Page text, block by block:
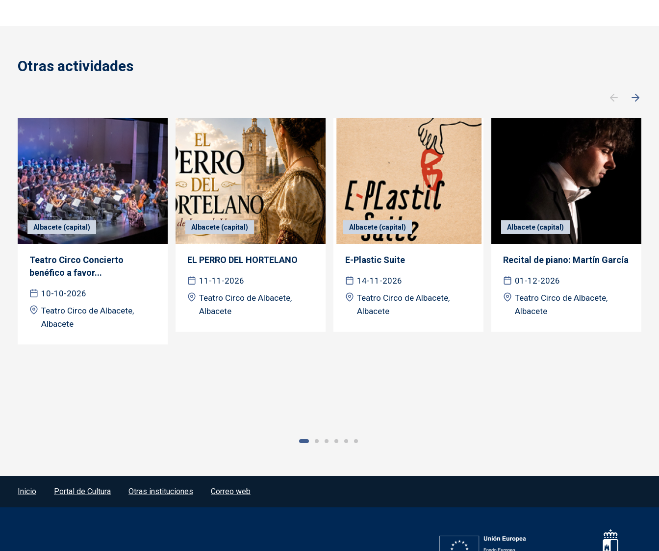
Otras actividades
Albacete (capital)
Teatro Circo Concierto
benéfico a favor...
10-10-2026
Teatro Circo de Albacete,
Albacete
Albacete (capital)
EL PERRO DEL HORTELANO
11-11-2026
Teatro Circo de Albacete,
Albacete
Albacete (capital)
E-Plastic Suite
14-11-2026
Teatro Circo de Albacete,
Albacete
Albacete (capital)
Recital de piano: Martín García
01-12-2026
Teatro Circo de Albacete,
Albacete
Menú del pie
Inicio Portal de Cultura Otras instituciones Correo web